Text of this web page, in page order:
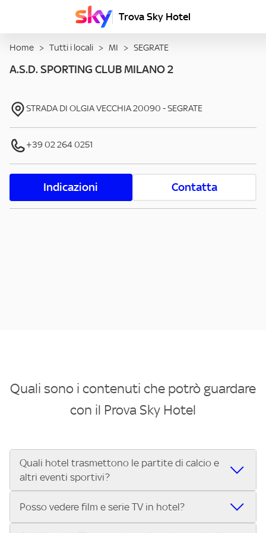
Trova Sky Hotel
Home > Tutti i locali > MI > SEGRATE
A.S.D. SPORTING CLUB MILANO 2
STRADA DI OLGIA VECCHIA20090 -SEGRATE
+39 02 264 0251
Indicazioni Contatta
Quali sono i contenuti che potrò guardare
con il Prova Sky Hotel
Quali hotel trasmettono le partite di calcio e
altri eventi sportivi?
Se cerchi un hotel dove poter vedere le partite di Serie A,
Posso vedere film e serie TV in hotel?